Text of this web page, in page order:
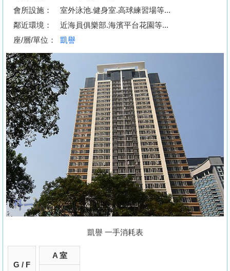
產
博
客
地
產
新
聞
數
據
公
佈
置
業
手
於
會所設施：
室外泳池.健身室.高球練習場等...
鄰近環境：
近海員俱樂部.海濱平台花園等...
座/層/單位：
凱譽
凱譽 一手消耗表
G / F
A 室